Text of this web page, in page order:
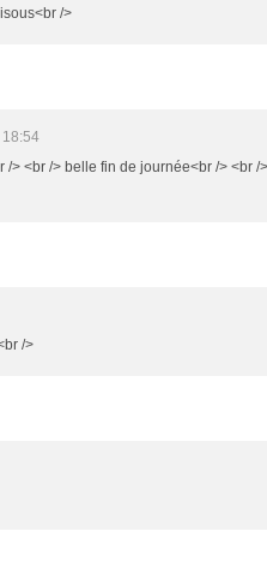
/>
/> <br /> belle fin de journée<br /> <br />
/>